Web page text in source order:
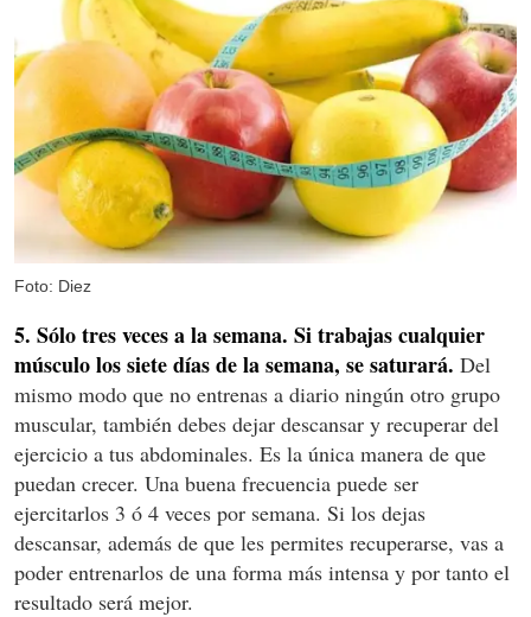
Foto: Diez
5. Sólo tres veces a la semana. Si trabajas cualquier
músculo los siete días de la semana, se saturará. Del
mismo modo que no entrenas a diario ningún otro grupo
muscular, también debes dejar descansar y recuperar del
ejercicio a tus abdominales. Es la única manera de que
puedan crecer. Una buena frecuencia puede ser
ejercitarlos 3 ó 4 veces por semana. Si los dejas
descansar, además de que les permites recuperarse, vas a
poder entrenarlos de una forma más intensa y por tanto el
resultado será mejor.